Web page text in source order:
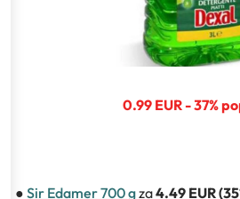
0.99 EUR - 37%
● Sir Edamer 700 gza4.49 EUR